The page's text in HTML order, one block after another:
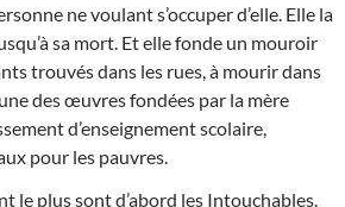
ne voulant s’occuper d’elle. Elle la
sa mort. Et elle fonde un mouroir
trouvés dans les rues, à mourir dans
des œuvres fondées par la mère
d’enseignement scolaire,
pour les pauvres.
le plus sont d’abord les Intouchables.